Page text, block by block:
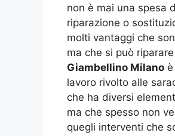
non è mai una spesa
riparazione o
molti vantaggi che
ma che si può
Giambellino Milano
lavoro rivolto alle
che ha diversi
ma che spesso non
quegli interventi che